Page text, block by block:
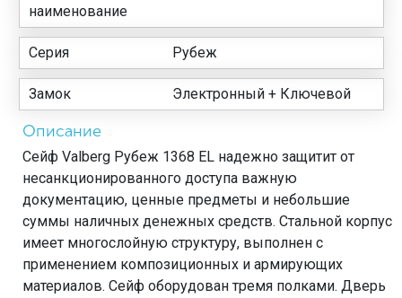
наименование
Серия Рубеж
Замок Электронный + Ключевой
Описание
Сейф Valberg Рубеж 1368 EL надежно защитит от
несанкционированного доступа важную
документацию, ценные предметы и небольшие
суммы наличных денежных средств. Стальной корпус
имеет многослойную структуру, выполнен с
применением композиционных и армирующих
материалов. Сейф оборудован тремя полками. Дверь